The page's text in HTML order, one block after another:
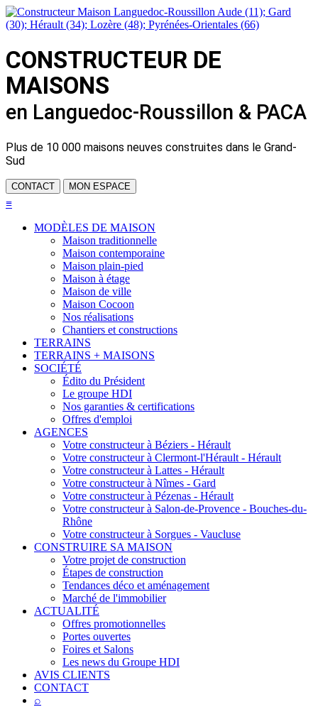
CONSTRUCTEUR DE
MAISONS
en Languedoc-Roussillon & PACA
Plus de 10 000 maisons neuves construites dans le Grand-
Sud
CONTACT MON ESPACE
≡
MODÈLES DE MAISON
Maison traditionnelle
Maison contemporaine
Maison plain-pied
Maison à étage
Maison de ville
Maison Cocoon
Nos réalisations
Chantiers et constructions
TERRAINS
TERRAINS + MAISONS
SOCIÉTÉ
Édito du Président
Le groupe HDI
Nos garanties & certifications
Offres d'emploi
AGENCES
Votre constructeur à Béziers - Hérault
Votre constructeur à Clermont-l'Hérault - Hérault
Votre constructeur à Lattes - Hérault
Votre constructeur à Nîmes - Gard
Votre constructeur à Pézenas - Hérault
Votre constructeur à Salon-de-Provence - Bouches-du-
Rhône
Votre constructeur à Sorgues - Vaucluse
CONSTRUIRE SA MAISON
Votre projet de construction
Étapes de construction
Tendances déco et aménagement
Marché de l'immobilier
ACTUALITÉ
Offres promotionnelles
Portes ouvertes
Foires et Salons
Les news du Groupe HDI
AVIS CLIENTS
CONTACT
⌕